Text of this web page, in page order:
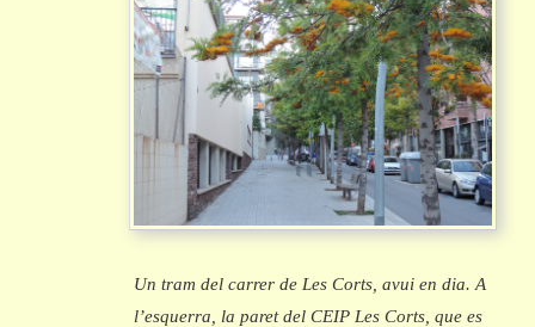
Un tram del carrer de Les Corts, avui en dia. A
l’esquerra, la paret del CEIP Les Corts, que es